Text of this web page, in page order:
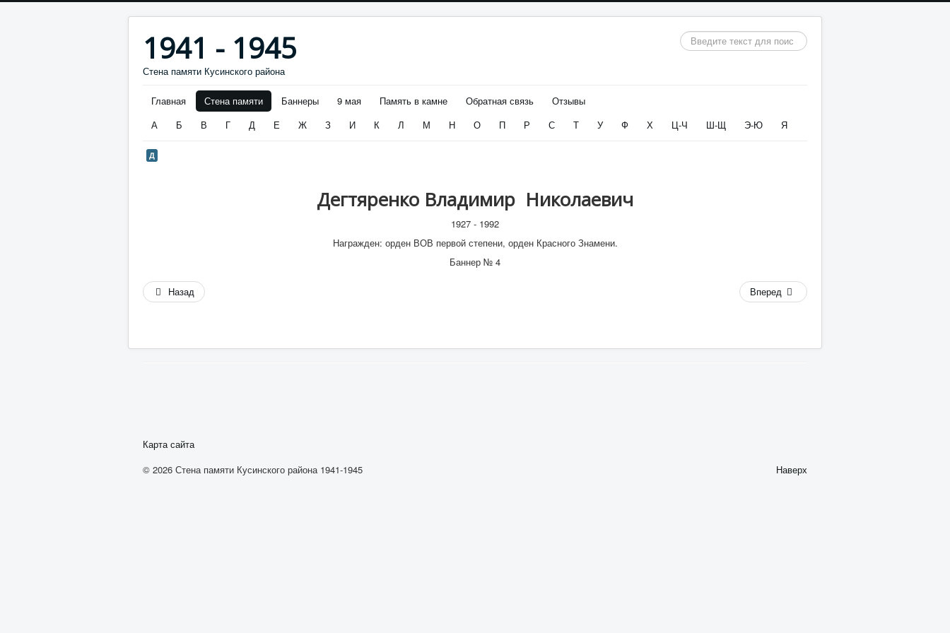
1941 - 1945
Стена памяти Кусинского района
Искать...
Главная Стена памяти Баннеры 9 мая Память в камне Обратная связь
Отзывы
А
Б В Г Д Е Ж З И К Л М Н О П Р С Т У Ф Х Ц-Ч Ш-Щ Э-Ю Я
Д
Дегтяренко Владимир Николаевич
1927 - 1992
Награжден: орден ВОВ первой степени, орден Красного Знамени.
Баннер № 4
Назад Вперед
Карта сайта
Наверх
© 2026 Стена памяти Кусинского района 1941-1945